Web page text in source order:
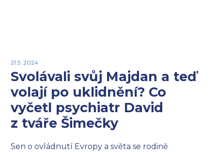
21.5. 2024
Svolávali svůj Majdan a teď
volají po uklidnění? Co
vyčetl psychiatr David
z tváře Šimečky
Sen o ovládnutí Evropy a světa se rodině